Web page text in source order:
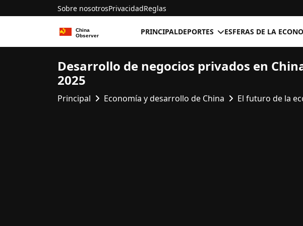
Sobre nosotrosPrivacidadReglas
PRINCIPALDEPORTES ESFERAS DE LA
Desarrollo de negocios privados en
2025
Principal Economía y desarrollo de China El futuro de la